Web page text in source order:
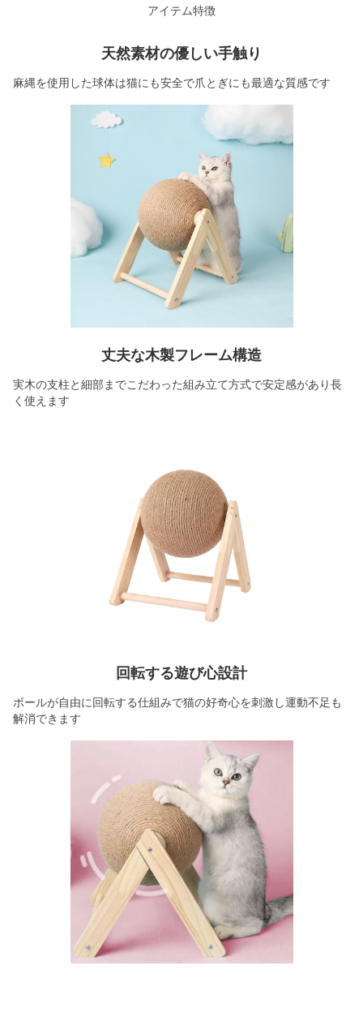
アイテム特徴
天然素材の優しい手触り
麻縄を使用した球体は猫にも安全で爪とぎにも最適な質感です
丈夫な木製フレーム構造
実木の支柱と細部までこだわった組み立て方式で安定感があり長
く使えます
回転する遊び心設計
ボールが自由に回転する仕組みで猫の好奇心を刺激し運動不足も
解消できます